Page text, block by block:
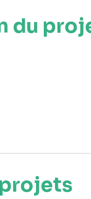
du